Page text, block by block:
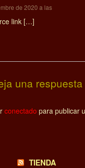
de 2020 a las
link […]
una respuesta
conectado para publicar
TIENDA